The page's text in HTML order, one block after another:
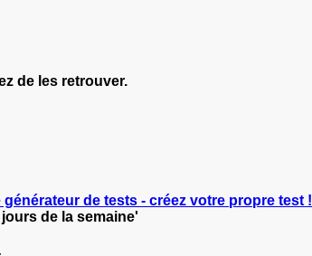
de les retrouver.
générateur de tests - créez votre propre test !
de la semaine'